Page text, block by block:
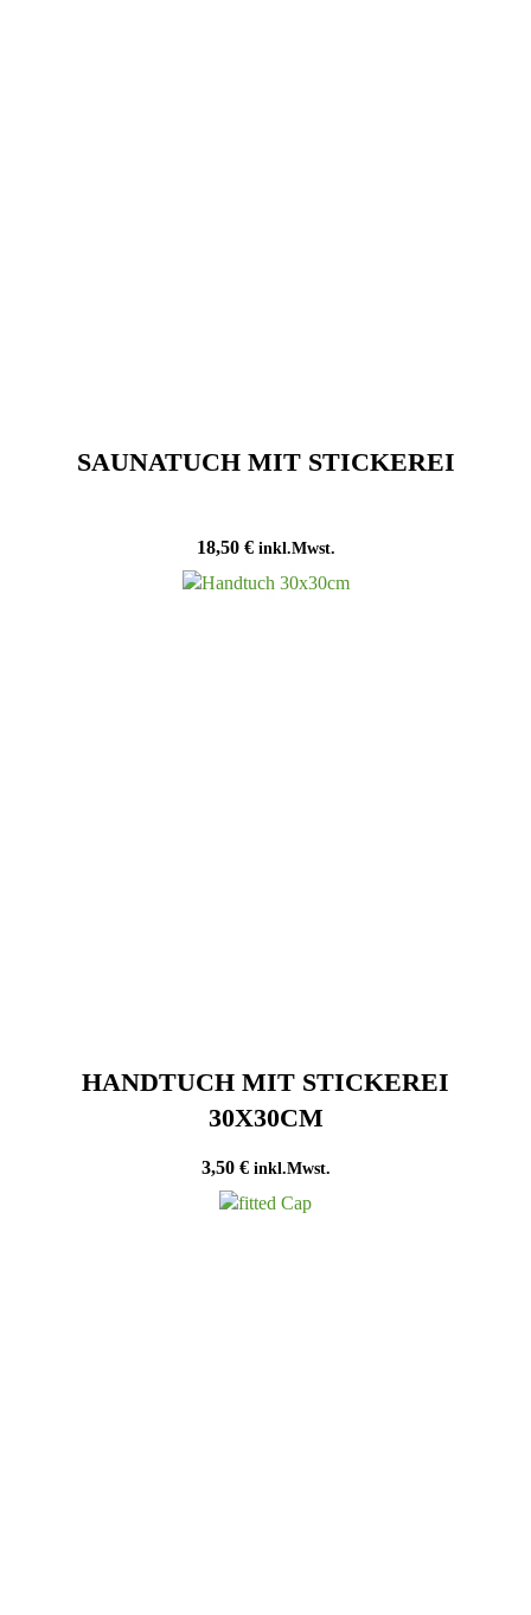
SAUNATUCH MIT STICKEREI
18,50 € inkl.Mwst.
HANDTUCH MIT STICKEREI
30X30CM
3,50 € inkl.Mwst.